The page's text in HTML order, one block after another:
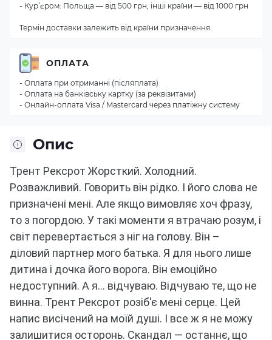
Опис
Трент Рексрот Жорсткий. Холодний.
Розважливий. Говорить він рідко. І його слова не
призначені мені. Але якщо вимовляє хоч фразу,
то з погордою. У такі моменти я втрачаю розум, і
світ перевертається з ніг на голову. Він –
діловий партнер мого батька. Я для нього лише
дитина і дочка його ворога. Він емоційно
недоступний. А я... відчуваю. Відчуваю те, що не
винна. Трент Рексрот розіб'є мені серце. Цей
напис висічений на моїй душі. І все ж я не можу
залишитися осторонь. Скандал — останнє, що
- Кур’єром: Польща — від 500 грн, інші країни — від 1000 грн
Термін доставки залежить від країни призначення.
ОПЛАТА
- Оплата при отриманні (післяплата)
- Оплата на банківську картку (за реквізитами)
- Онлайн-оплата Visa / Mastercard через платіжну систему